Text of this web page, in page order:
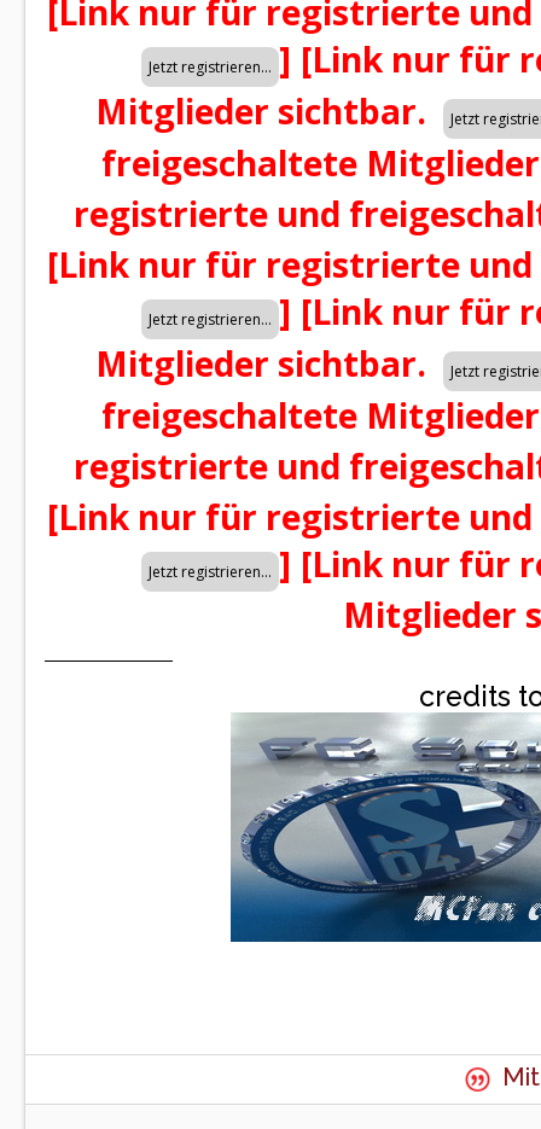
[Link nur für registrierte
] [Link nur für
Mitglieder sichtbar.
freigeschaltete
registrierte und
[Link nur für registrierte
] [Link nur für
Mitglieder sichtbar.
freigeschaltete
registrierte und
[Link nur für registrierte
] [Link nur für
Mitglieder
credits